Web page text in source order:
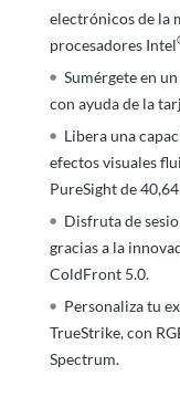
electrónicos de la
procesadores Intel
Sumérgete en
con ayuda de la
Libera una
efectos visuales
PureSight de
Disfruta de
gracias a la
ColdFront 5.0.
Personaliza tu
TrueStrike, con
Spectrum.